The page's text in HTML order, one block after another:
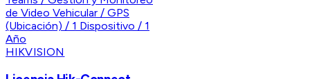
HIKVISION